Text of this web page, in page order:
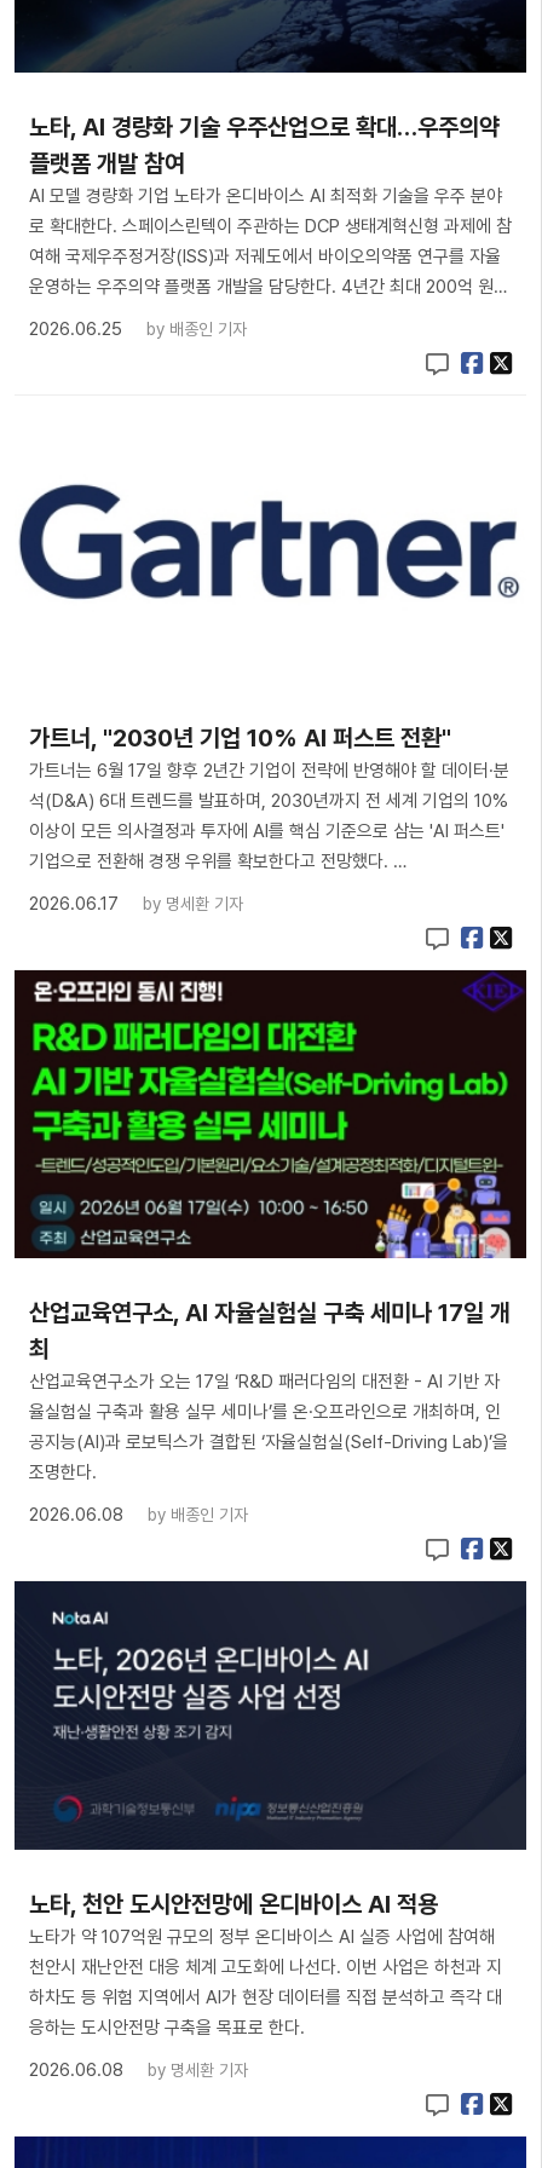
노타, AI 경량화 기술 우주산업으로 확대…우주의약
플랫폼 개발 참여
AI 모델 경량화 기업 노타가 온디바이스 AI 최적화 기술을 우주 분야
로 확대한다. 스페이스린텍이 주관하는 DCP 생태계혁신형 과제에 참
여해 국제우주정거장(ISS)과 저궤도에서 바이오의약품 연구를 자율
운영하는 우주의약 플랫폼 개발을 담당한다. 4년간 최대 200억 원…
2026.06.25
by 배종인 기자
가트너, "2030년 기업 10% AI 퍼스트 전환"
가트너는 6월 17일 향후 2년간 기업이 전략에 반영해야 할 데이터·분
석(D&A) 6대 트렌드를 발표하며, 2030년까지 전 세계 기업의 10%
이상이 모든 의사결정과 투자에 AI를 핵심 기준으로 삼는 'AI 퍼스트'
기업으로 전환해 경쟁 우위를 확보한다고 전망했다. …
2026.06.17
by 명세환 기자
산업교육연구소, AI 자율실험실 구축 세미나 17일 개
최
산업교육연구소가 오는 17일 ‘R&D 패러다임의 대전환 - AI 기반 자
율실험실 구축과 활용 실무 세미나’를 온·오프라인으로 개최하며, 인
공지능(AI)과 로보틱스가 결합된 ‘자율실험실(Self-Driving Lab)’을
조명한다.
2026.06.08
by 배종인 기자
노타, 천안 도시안전망에 온디바이스 AI 적용
노타가 약 107억원 규모의 정부 온디바이스 AI 실증 사업에 참여해
천안시 재난안전 대응 체계 고도화에 나선다. 이번 사업은 하천과 지
하차도 등 위험 지역에서 AI가 현장 데이터를 직접 분석하고 즉각 대
응하는 도시안전망 구축을 목표로 한다.
2026.06.08
by 명세환 기자